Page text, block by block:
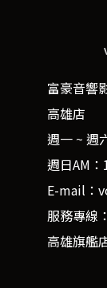
富豪音響
高雄店
週一 ~ 週
週日AM
E-mail：
服務專線
高雄旗艦